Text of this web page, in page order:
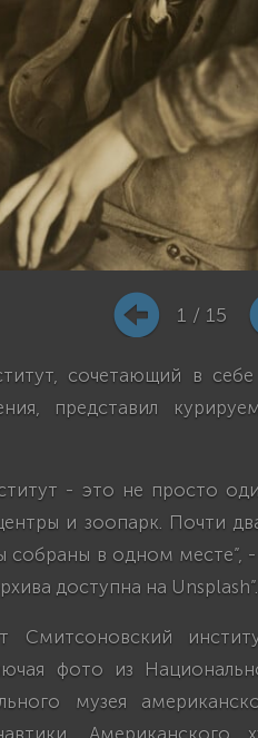
1 / 15
сочетающий в
представил
- это не просто
и зоопарк. Почти
собраны в одном месте”,
доступна на Unsplash”.
фото из
музея